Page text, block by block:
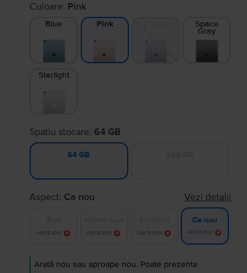
Culoare: Pink
Blue Pink Space
Gray
Starlight
Spatiu stocare: 64 GB
64 GB
Aspect: Ca nou Vezi detalii
Alertă stoc Alertă stoc Alertă stoc
Ca nou
Alertă stoc
Arată nou sau aproape nou. Poate prezenta